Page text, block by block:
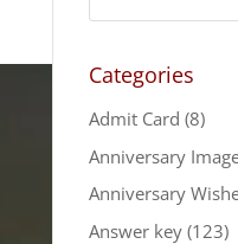
Categories
Admit Card (8)
Anniversary
Anniversary
Answer key(123)